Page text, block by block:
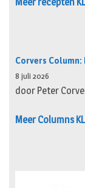
Corvers
8 juli 2026
door Peter
Meer Columns